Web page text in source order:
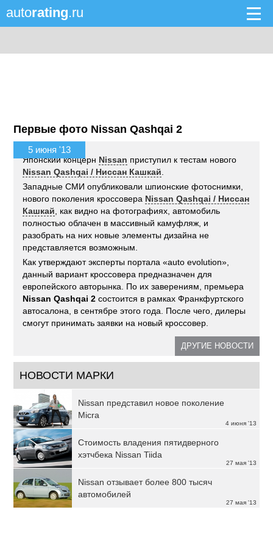
autorating.ru
Первые фото Nissan Qashqai 2
5 июня '13
Японский концерн Nissan приступил к тестам нового
Nissan Qashqai / Ниссан Кашкай
Западные СМИ опубликовали шпионские фотоснимки,
нового поколения кроссовера Nissan Qashqai / Ниссан
Кашкай , как видно на фотографиях, автомобиль
полностью облачен в массивный камуфляж, и
разобрать на них новые элементы дизайна не
представляется возможным.
Как утверждают эксперты портала «auto evolution»,
данный вариант кроссовера предназначен для
европейского авторынка. По их заверениям, премьера
Nissan Qashqai 2 состоится в рамках Франкфуртского
автосалона, в сентябре этого года. После чего, дилеры
смогут принимать заявки на новый кроссовер.
ДРУГИЕ НОВОСТИ
НОВОСТИ МАРКИ
4 июня '13
Nissan представил новое поколение
Micra
27 мая '13
Стоимость владения пятидверного
хэтчбека Nissan Tiida
27 мая '13
Nissan отзывает более 800 тысяч
автомобилей